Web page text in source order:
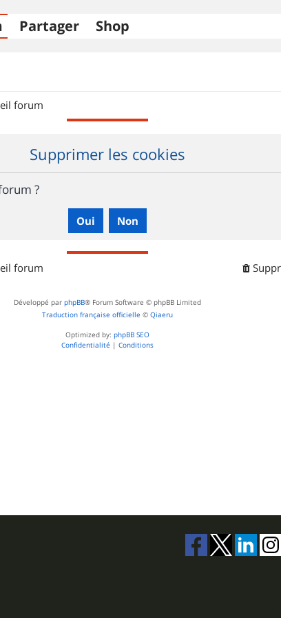
Partager Shop
forum
Supprimer les cookies
?
forum
Développé par phpBB® Forum Software © phpBB Limited
Traduction française officielle © Qiaeru
Optimized by: phpBB SEO
Confidentialité | Conditions